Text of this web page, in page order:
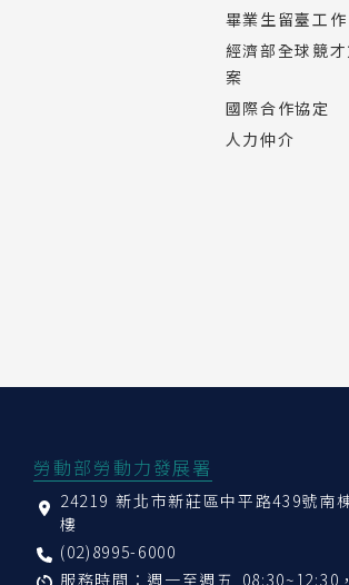
畢業生留臺工作
經濟部全球競
案
國際合作協定
人力仲介
勞動部勞動力發展署
24219 新北市新莊區中平路439號南
樓
(02)8995-6000
服務時間：週一至週五 08:30~12:30，